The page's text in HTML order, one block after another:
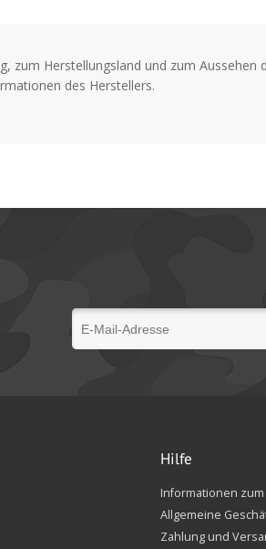
zum Herstellungsland und zum Aussehen
des Herstellers.
Hilfe
Informationen
Allgemeine
Zahlung und